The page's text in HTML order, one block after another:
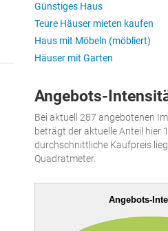
Günstiges Haus
Teure Häuser mieten kaufen
Haus mit Möbeln (möbliert)
Häuser mit Garten
Angebots-
Bei aktuell 287 angebotenen
beträgt der aktuelle Anteil hier
durchschnittliche Kaufpreis
Quadratmeter.
Angebots-